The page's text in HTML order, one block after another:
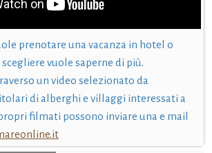
prenotare una vacanza in hotel o
vuole saperne di più.
un video selezionato da
di alberghi e villaggi interessati a
filmati possono inviare una e mail